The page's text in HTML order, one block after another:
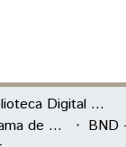
UNILA | Biblioteca Digital de Dissertações e Teses
PPGBDN - Programa de Pós-Graduação em Biodiversidade Neotropical
BND